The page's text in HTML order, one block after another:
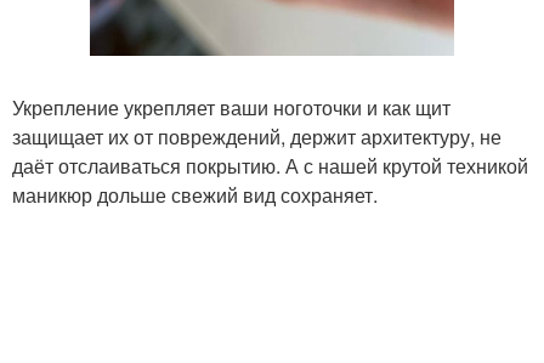
Укрепление укрепляет ваши ноготочки и как щит
защищает их от повреждений, держит архитектуру, не
даёт отслаиваться покрытию. А с нашей крутой техникой
маникюр дольше свежий вид сохраняет.